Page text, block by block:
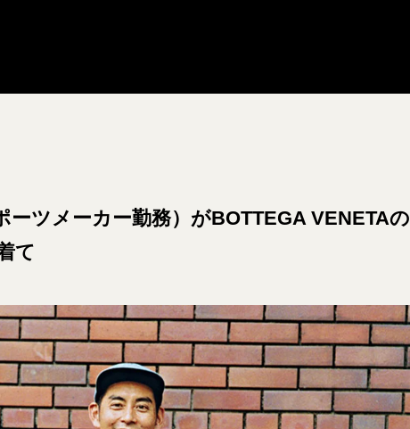
ーツメーカー勤務）がBOTTEGA VENETAの
て